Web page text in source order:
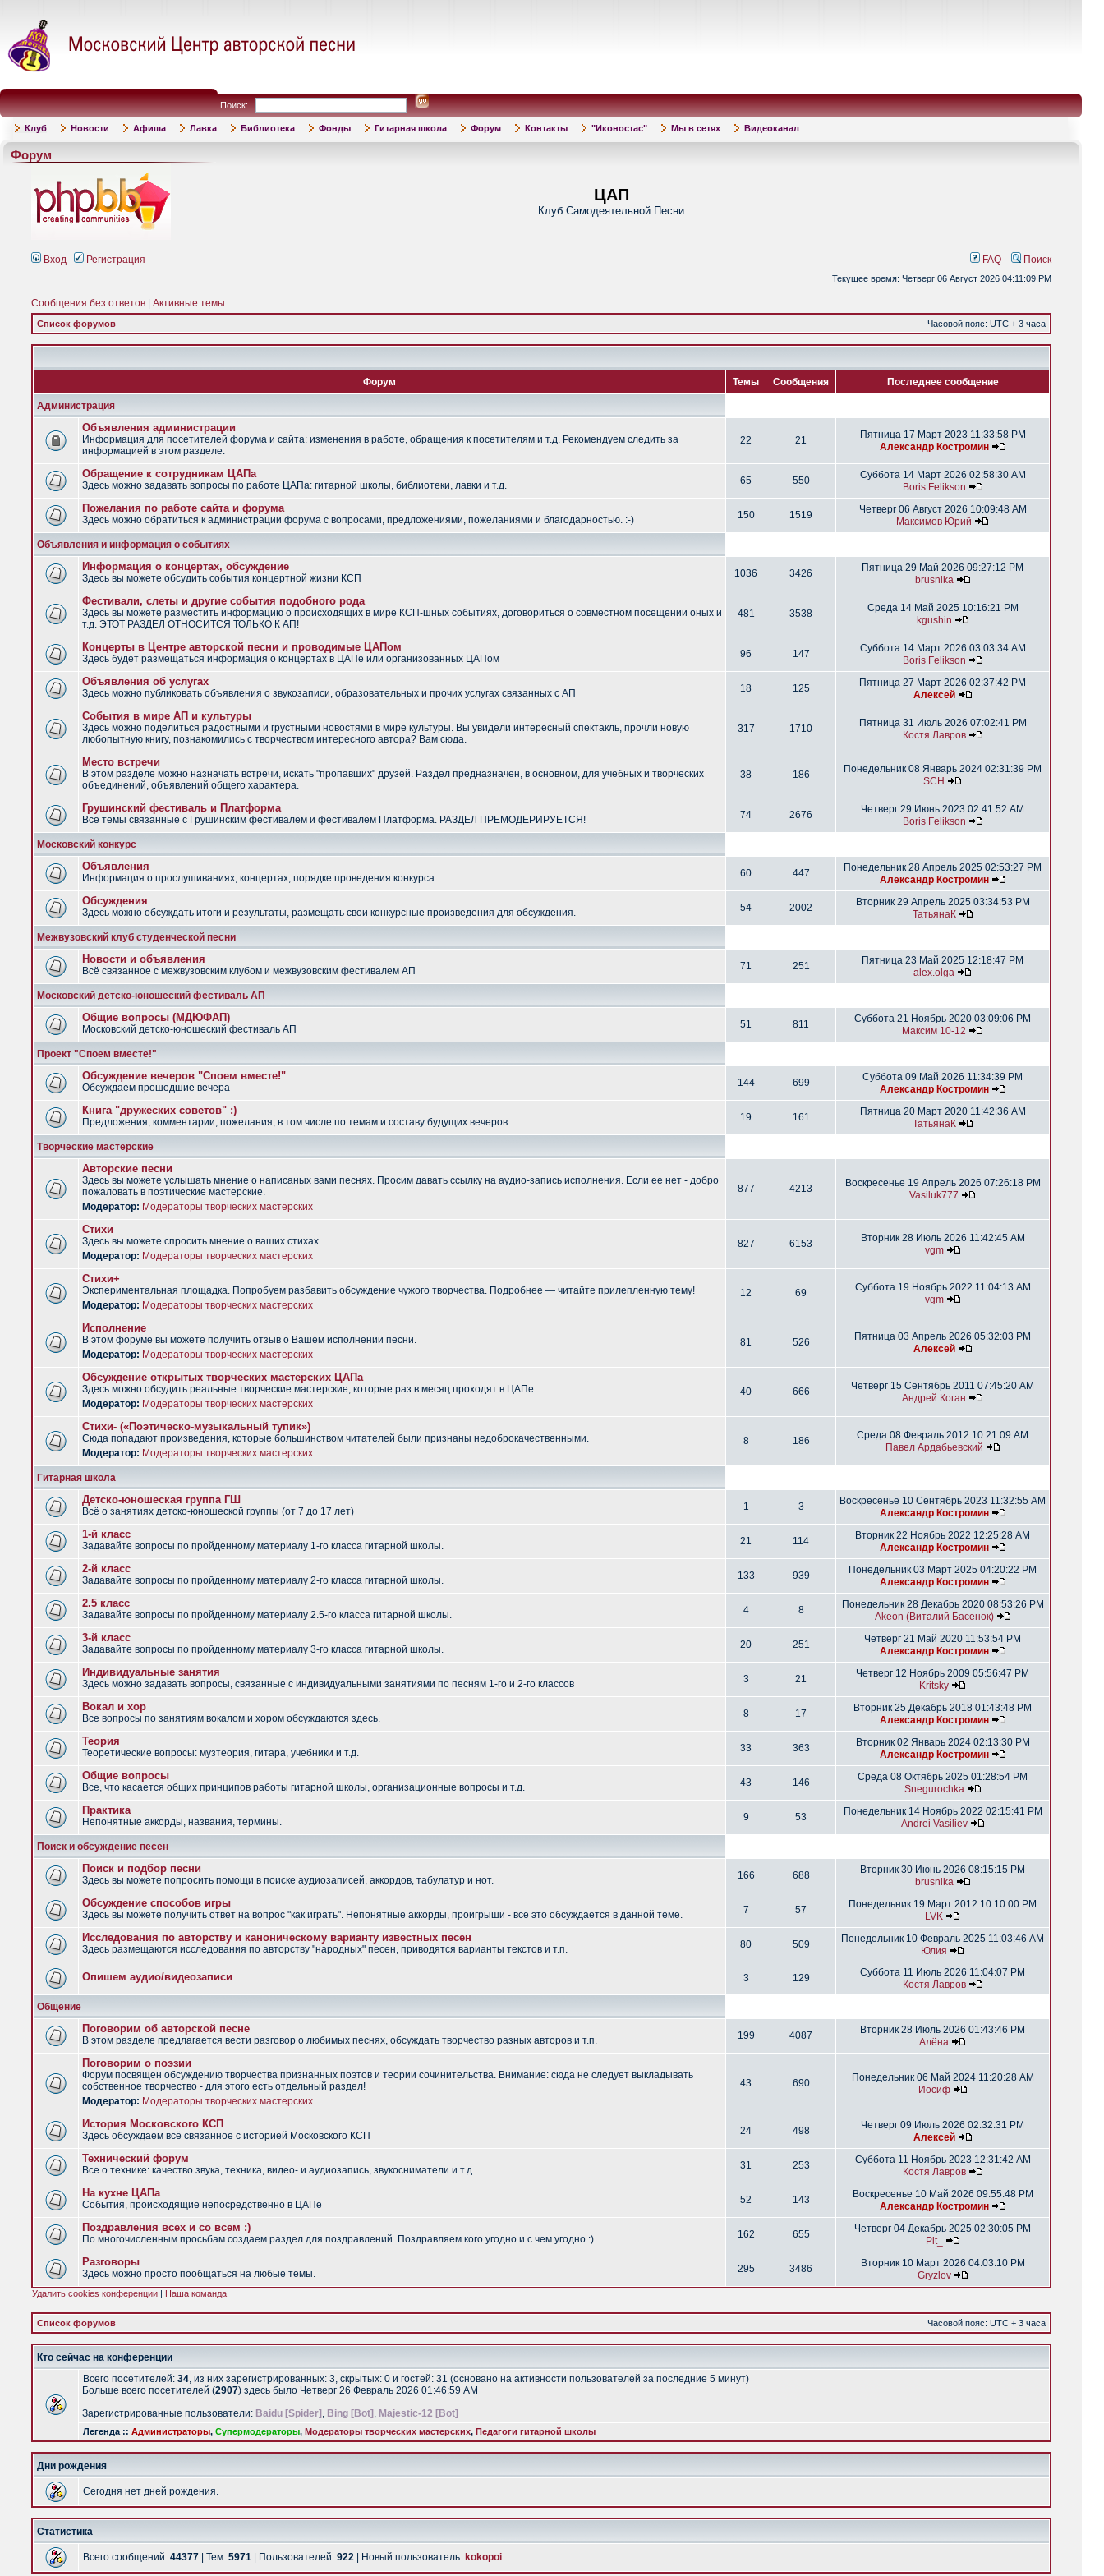
Поиск:
Клуб Новости Афиша Лавка Библиотека Фонды Гитарная школа Форум Контакты "Иконостас" Мы в сетях Видеоканал
Форум
ЦАП
Клуб Самодеятельной Песни
Вход Регистрация FAQ Поиск
Текущее время: Четверг 06 Август 2026 04:11:09 PM
Сообщения без ответов Активные темы
Список форумов Часовой пояс: UTC + 3 часа
Форум Темы Сообщения Последнее сообщение
Администрация
Объявления администрации
Информация для посетителей форума и сайта: изменения в работе, обращения к посетителям и т.д. Рекомендуем следить за
информацией в этом разделе.
22 21
Пятница 17 Март 2023 11:33:58 PM
Александр Костромин
Обращение к сотрудникам ЦАПа
Здесь можно задавать вопросы по работе ЦАПа: гитарной школы, библиотеки, лавки и т.д. 65 550
Суббота 14 Март 2026 02:58:30 AM
Boris Felikson
Пожелания по работе сайта и форума
Здесь можно обратиться к администрации форума с вопросами, предложениями, пожеланиями и благодарностью. :-) 150 1519
Четверг 06 Август 2026 10:09:48 AM
Максимов Юрий
Объявления и информация о событиях
Информация о концертах, обсуждение
Здесь вы можете обсудить события концертной жизни КСП 1036 3426
Пятница 29 Май 2026 09:27:12 PM
brusnika
Фестивали, слеты и другие события подобного рода
Здесь вы можете разместить информацию о происходящих в мире КСП-шных событиях, договориться о совместном посещении оных и
т.д. ЭТОТ РАЗДЕЛ ОТНОСИТСЯ ТОЛЬКО К АП!
481 3538
Среда 14 Май 2025 10:16:21 PM
kgushin
Концерты в Центре авторской песни и проводимые ЦАПом
Здесь будет размещаться информация о концертах в ЦАПе или организованных ЦАПом 96 147
Суббота 14 Март 2026 03:03:34 AM
Boris Felikson
Объявления об услугах
Здесь можно публиковать объявления о звукозаписи, образовательных и прочих услугах связанных с АП 18 125
Пятница 27 Март 2026 02:37:42 PM
Алексей
События в мире АП и культуры
Здесь можно поделиться радостными и грустными новостями в мире культуры. Вы увидели интересный спектакль, прочли новую
любопытную книгу, познакомились с творчеством интересного автора? Вам сюда.
317 1710
Пятница 31 Июль 2026 07:02:41 PM
Костя Лавров
Место встречи
В этом разделе можно назначать встречи, искать "пропавших" друзей. Раздел предназначен, в основном, для учебных и творческих
объединений, объявлений общего характера.
38 186
Понедельник 08 Январь 2024 02:31:39 PM
SCH
Грушинский фестиваль и Платформа
Все темы связанные с Грушинским фестивалем и фестивалем Платформа. РАЗДЕЛ ПРЕМОДЕРИРУЕТСЯ! 74 2676
Четверг 29 Июнь 2023 02:41:52 AM
Boris Felikson
Московский конкурс
Объявления
Информация о прослушиваниях, концертах, порядке проведения конкурса. 60 447
Понедельник 28 Апрель 2025 02:53:27 PM
Александр Костромин
Обсуждения
Здесь можно обсуждать итоги и результаты, размещать свои конкурсные произведения для обсуждения. 54 2002
Вторник 29 Апрель 2025 03:34:53 PM
ТатьянаК
Межвузовский клуб студенческой песни
Новости и объявления
Всё связанное с межвузовским клубом и межвузовским фестивалем АП 71 251
Пятница 23 Май 2025 12:18:47 PM
alex.olga
Московский детско-юношеский фестиваль АП
Общие вопросы (МДЮФАП)
Московский детско-юношеский фестиваль АП 51 811
Суббота 21 Ноябрь 2020 03:09:06 PM
Максим 10-12
Проект "Споем вместе!"
Обсуждение вечеров "Споем вместе!"
Обсуждаем прошедшие вечера 144 699
Суббота 09 Май 2026 11:34:39 PM
Александр Костромин
Книга "дружеских советов" :)
Предложения, комментарии, пожелания, в том числе по темам и составу будущих вечеров. 19 161
Пятница 20 Март 2020 11:42:36 AM
ТатьянаК
Творческие мастерские
Авторские песни
Здесь вы можете услышать мнение о написаных вами песнях. Просим давать ссылку на аудио-запись исполнения. Если ее нет - добро
пожаловать в поэтические мастерские.
Модератор: Модераторы творческих мастерских
877 4213
Воскресенье 19 Апрель 2026 07:26:18 PM
Vasiluk777
Стихи
Здесь вы можете спросить мнение о ваших стихах.
Модератор: Модераторы творческих мастерских
827 6153
Вторник 28 Июль 2026 11:42:45 AM
vgm
Стихи+
Экспериментальная площадка. Попробуем разбавить обсуждение чужого творчества. Подробнее — читайте прилепленную тему!
Модератор: Модераторы творческих мастерских
12 69
Суббота 19 Ноябрь 2022 11:04:13 AM
vgm
Исполнение
В этом форуме вы можете получить отзыв о Вашем исполнении песни.
Модератор: Модераторы творческих мастерских
81 526
Пятница 03 Апрель 2026 05:32:03 PM
Алексей
Обсуждение открытых творческих мастерских ЦАПа
Здесь можно обсудить реальные творческие мастерские, которые раз в месяц проходят в ЦАПе
Модератор: Модераторы творческих мастерских
40 666
Четверг 15 Сентябрь 2011 07:45:20 AM
Андрей Коган
Стихи- («Поэтическо-музыкальный тупик»)
Сюда попадают произведения, которые большинством читателей были признаны недоброкачественными.
Модератор: Модераторы творческих мастерских
8 186
Среда 08 Февраль 2012 10:21:09 AM
Павел Ардабьевский
Гитарная школа
Детско-юношеская группа ГШ
Всё о занятиях детско-юношеской группы (от 7 до 17 лет) 1 3
Воскресенье 10 Сентябрь 2023 11:32:55 AM
Александр Костромин
1-й класс
Задавайте вопросы по пройденному материалу 1-го класса гитарной школы. 21 114
Вторник 22 Ноябрь 2022 12:25:28 AM
Александр Костромин
2-й класс
Задавайте вопросы по пройденному материалу 2-го класса гитарной школы. 133 939
Понедельник 03 Март 2025 04:20:22 PM
Александр Костромин
2.5 класс
Задавайте вопросы по пройденному материалу 2.5-го класса гитарной школы. 4 8
Понедельник 28 Декабрь 2020 08:53:26 PM
Akeon (Виталий Басенок)
3-й класс
Задавайте вопросы по пройденному материалу 3-го класса гитарной школы. 20 251
Четверг 21 Май 2020 11:53:54 PM
Александр Костромин
Индивидуальные занятия
Здесь можно задавать вопросы, связанные с индивидуальными занятиями по песням 1-го и 2-го классов 3 21
Четверг 12 Ноябрь 2009 05:56:47 PM
Kritsky
Вокал и хор
Все вопросы по занятиям вокалом и хором обсуждаются здесь. 8 17
Вторник 25 Декабрь 2018 01:43:48 PM
Александр Костромин
Теория
Теоретические вопросы: музтеория, гитара, учебники и т.д. 33 363
Вторник 02 Январь 2024 02:13:30 PM
Александр Костромин
Общие вопросы
Все, что касается общих принципов работы гитарной школы, организационные вопросы и т.д. 43 146
Среда 08 Октябрь 2025 01:28:54 PM
Snegurochka
Практика
Непонятные аккорды, названия, термины. 9 53
Понедельник 14 Ноябрь 2022 02:15:41 PM
Andrei Vasiliev
Поиск и обсуждение песен
Поиск и подбор песни
Здесь вы можете попросить помощи в поиске аудиозаписей, аккордов, табулатур и нот. 166 688
Вторник 30 Июнь 2026 08:15:15 PM
brusnika
Обсуждение способов игры
Здесь вы можете получить ответ на вопрос "как играть". Непонятные аккорды, проигрыши - все это обсуждается в данной теме. 7 57
Понедельник 19 Март 2012 10:10:00 PM
LVK
Исследования по авторству и каноническому варианту известных песен
Здесь размещаются исследования по авторству "народных" песен, приводятся варианты текстов и т.п. 80 509
Понедельник 10 Февраль 2025 11:03:46 AM
Юлия
Опишем аудио/видеозаписи 3 129
Суббота 11 Июль 2026 11:04:07 PM
Костя Лавров
Общение
Поговорим об авторской песне
В этом разделе предлагается вести разговор о любимых песнях, обсуждать творчество разных авторов и т.п. 199 4087
Вторник 28 Июль 2026 01:43:46 PM
Алёна
Поговорим о поэзии
Форум посвящен обсуждению творчества признанных поэтов и теории сочинительства. Внимание: сюда не следует выкладывать
собственное творчество - для этого есть отдельный раздел!
Модератор: Модераторы творческих мастерских
43 690
Понедельник 06 Май 2024 11:20:28 AM
Иосиф
История Московского КСП
Здесь обсуждаем всё связанное с историей Московского КСП 24 498
Четверг 09 Июль 2026 02:32:31 PM
Алексей
Технический форум
Все о технике: качество звука, техника, видео- и аудиозапись, звукосниматели и т.д. 31 253
Суббота 11 Ноябрь 2023 12:31:42 AM
Костя Лавров
На кухне ЦАПа
События, происходящие непосредственно в ЦАПе 52 143
Воскресенье 10 Май 2026 09:55:48 PM
Александр Костромин
Поздравления всех и со всем :)
По многочисленным просьбам создаем раздел для поздравлений. Поздравляем кого угодно и с чем угодно :). 162 655
Четверг 04 Декабрь 2025 02:30:05 PM
Pit_
Разговоры
Здесь можно просто пообщаться на любые темы. 295 3486
Вторник 10 Март 2026 04:03:10 PM
Gryzlov
Удалить cookies конференции | Наша команда
Список форумов Часовой пояс: UTC + 3 часа
Кто сейчас на конференции
Всего посетителей: 34, из них зарегистрированных: 3, скрытых: 0 и гостей: 31 (основано на активности пользователей за последние 5 минут)
Больше всего посетителей (2907) здесь было Четверг 26 Февраль 2026 01:46:59 AM
Зарегистрированные пользователи: Baidu [Spider] , Bing [Bot] , Majestic-12 [Bot]
Легенда :: Администраторы, Супермодераторы, Модераторы творческих мастерских, Педагоги гитарной школы
Дни рождения
Сегодня нет дней рождения.
Статистика
Всего сообщений: 44377 | Тем: 5971 | Пользователей: 922 | Новый пользователь: kokopoi